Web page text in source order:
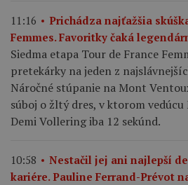
11:16
Prichádza najťažšia
Femmes. Favoritky čaká
Siedma etapa Tour de France
pretekárky na jeden z
Náročné stúpanie na Mont
súboj o žltý dres, v ktorom
Demi Vollering iba 12 sekúnd.
10:58
Nestačil jej ani najlepší
kariére. Pauline Ferrand-Prévot